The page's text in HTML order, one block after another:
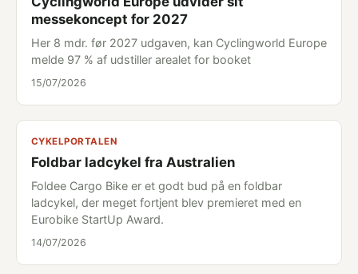
messekoncept for 2027
Her 8 mdr. før 2027 udgaven, kan Cyclingworld Europe
melde 97 % af udstiller arealet for booket
15/07/2026
CYKELPORTALEN
Foldbar ladcykel fra Australien
Foldee Cargo Bike er et godt bud på en foldbar
ladcykel, der meget fortjent blev premieret med en
Eurobike StartUp Award.
14/07/2026